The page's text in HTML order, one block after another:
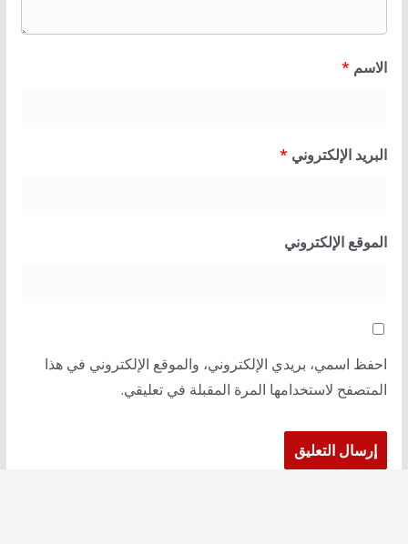
الاسم *
البريد الإلكتروني *
الموقع الإلكتروني
احفظ اسمي، بريدي الإلكتروني، والموقع الإلكتروني في هذا
المتصفح لاستخدامها المرة المقبلة في تعليقي.